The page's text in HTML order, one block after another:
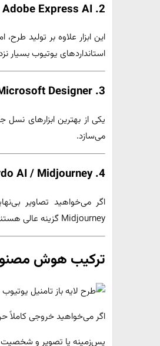
2. Adobe Express AI
این ابزار علاوه بر تولید
استانداردهای یوتیوب بسیار
3. Microsoft Designer
می‌سازد.
4. Leonardo AI / Midjourney
Midjourney گزینه عالی هستند.
ترکیب هوش
اگر می‌خواهید خروجی کاملاً
پس‌زمینه یا تصویر و شخصیت